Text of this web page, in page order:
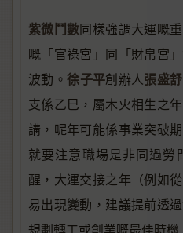
紫微鬥數同樣強調大運嘅
嘅「官祿宮」同「財帛宮
波動。徐子平創辦人張盛舒
支係乙巳，屬木火相生之
講，呢年可能係事業突破
就要注意職場是非同過勞
醒，大運交接之年（例如
易出現變動，建議提前透過
規劃轉工或創業嘅最佳時機